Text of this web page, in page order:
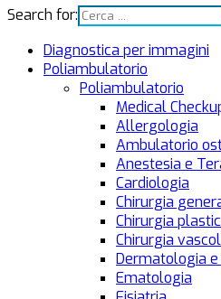
Search for:
Diagnostica per immagini
Poliambulatorio
Poliambulatorio
Medical
Allergologia
Ambulatorio
Anestesia e
Cardiologia
Chirurgia
Chirurgia
Chirurgia
Dermatologia
Ematologia